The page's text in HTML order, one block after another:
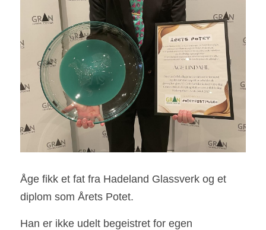
Åge fikk et fat fra Hadeland Glassverk og et
diplom som Årets Potet.
Han er ikke udelt begeistret for egen